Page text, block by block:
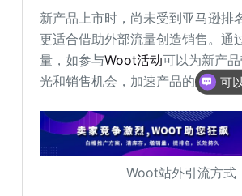
新产品上市时，尚未受到亚马逊排
更适合借助外部流量创造销售。通
量，如参与Woot活动可以为新产
光和销售机会，加速产品的上市和
Woot站外引流方式